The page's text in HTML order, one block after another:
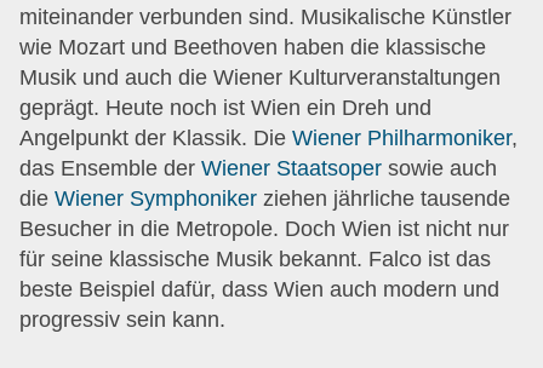
miteinander verbunden sind. Musikalische Künstler
wie Mozart und Beethoven haben die klassische
Musik und auch die Wiener Kulturveranstaltungen
geprägt. Heute noch ist Wien ein Dreh und
Angelpunkt der Klassik. Die Wiener Philharmoniker,
das Ensemble der Wiener Staatsoper sowie auch
die Wiener Symphoniker ziehen jährliche tausende
Besucher in die Metropole. Doch Wien ist nicht nur
für seine klassische Musik bekannt. Falco ist das
beste Beispiel dafür, dass Wien auch modern und
progressiv sein kann.